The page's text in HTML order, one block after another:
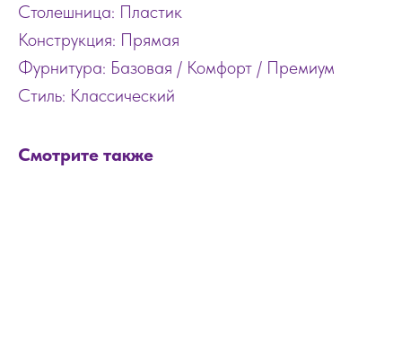
Столешница: Пластик
Конструкция: Прямая
Фурнитура: Базовая / Комфорт / Премиум
Стиль: Классический
Смотрите также